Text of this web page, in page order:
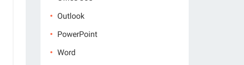
Outlook
PowerPoint
Word